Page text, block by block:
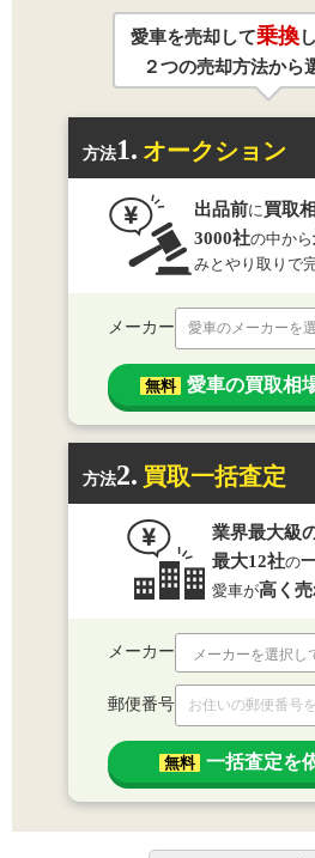
愛車を売却して乗換
２つの売却方法から
方法1. オークション
出品前に 買取
3000社の中から
みとやり取りで完
メーカー 愛車のメーカーを
無料 愛車の買取相
方法2. 買取一括査定
業界最大級
最大12社の
愛車が高く
メーカー
郵便番号
無料 一括査定を